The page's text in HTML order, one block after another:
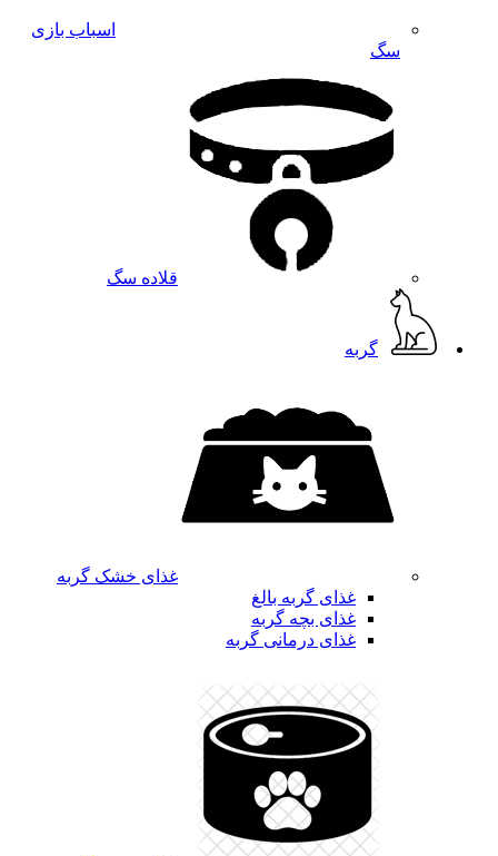
اسباب بازی
سگ
قلاده سگ
گربه
غذای خشک گربه
غذای گربه بالغ
غذای بچه گربه
غذای درمانی گربه